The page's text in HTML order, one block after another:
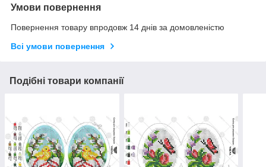
Умови повернення
Повернення товару впродовж 14 днів за домовленістю
Всі умови повернення
Подібні товари компанії